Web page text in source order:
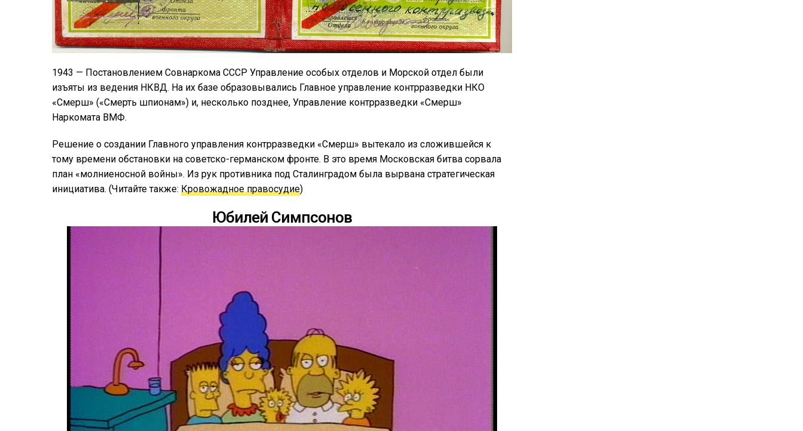
1943 — Постановлением Совнаркома СССР Управление особых отделов и Морской отдел были
изъяты из ведения НКВД. На их базе образовывались Главное управление контрразведки НКО
«Смерш» («Смерть шпионам») и, несколько позднее, Управление контрразведки «Смерш»
Наркомата ВМФ.
Решение о создании Главного управления контрразведки «Смерш» вытекало из сложившейся к
тому времени обстановки на советско-германском фронте. В это время Московская битва сорвала
план «молниеносной войны». Из рук противника под Сталинградом была вырвана стратегическая
инициатива. (Читайте также: Кровожадное правосудие)
Юбилей Симпсонов